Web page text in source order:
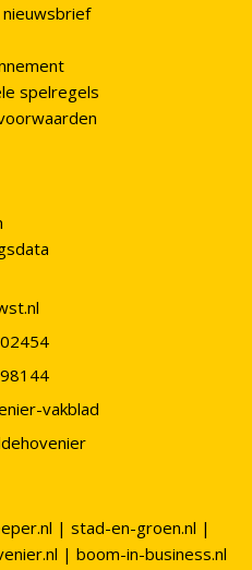
spelregels
vakblad
| stad-en-groen.nl |
| boom-in-business.nl